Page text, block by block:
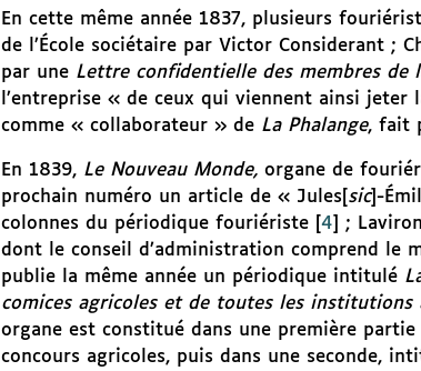
En cette même année 1837, plusieurs
de l’École sociétaire par Victor Considerant ;
par une Lettre confidentielle des membres de
l’entreprise « de ceux qui viennent ainsi
comme « collaborateur » de La Phalange, fait
En 1839, Le Nouveau Monde, organe de
prochain numéro un article de « Jules[ sic]-
colonnes du périodique fouriériste[ 4
;
dont le conseil d’administration comprend le
publie la même année un périodique intitulé
comices agricoles et de toutes les institutions
organe est constitué dans une première
concours agricoles, puis dans une seconde,